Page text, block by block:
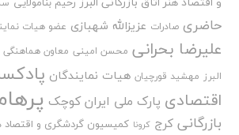
حاضری صادرات عزیزالله شهبازی عضو هیات
علیرضا بحرانی محسن امینی معاون هماهنگی
البرز مهشید قورچیان هیات نمایندگان
اقتصادی پارک ملی ایران کوچک
بازرگانی کرج کرونا کمیسیون گردشگری و اقتصاد